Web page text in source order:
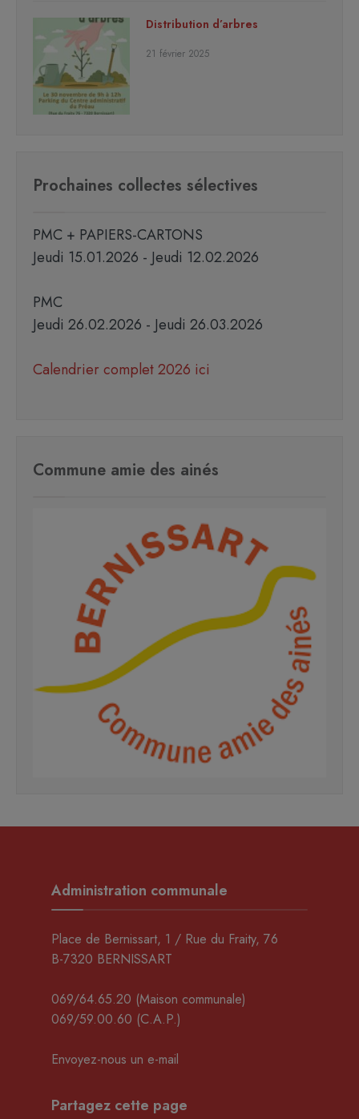
Distribution d’arbres
21 février 2025
Prochaines collectes sélectives
PMC + PAPIERS-CARTONS
Jeudi 15.01.2026 - Jeudi 12.02.2026
PMC
Jeudi 26.02.2026 - Jeudi 26.03.2026
Calendrier complet 2026 ici
Commune amie des ainés
Administration communale
Place de Bernissart, 1 / Rue du Fraity, 76
B-7320 BERNISSART
069/64.65.20 (Maison communale)
069/59.00.60 (C.A.P.)
Envoyez-nous un e-mail
Partagez cette page